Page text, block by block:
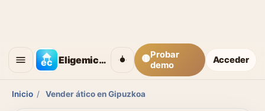
Eligemicasa 🟡Probar
demo
Acceder
Inicio / Vender ático en Gipuzkoa